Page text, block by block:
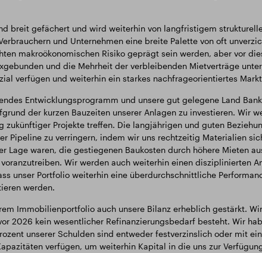
breit gefächert und wird weiterhin von langfristigem
und Unternehmen eine breite Palette von oft
makroökonomischen Risiko geprägt sein werden, aber vor
und die Mehrheit der verbleibenden Mietverträge
verfügen und weiterhin ein starkes nachfrageorientiertes
Entwicklungsprogramm und unsere gut gelegene Land
der kurzen Bauzeiten unserer Anlagen zu investieren. Wir
Projekte treffen. Die langjährigen und guten
Pipeline zu verringern, indem wir uns rechtzeitig Materialien
Lage waren, die gestiegenen Baukosten durch höhere Mieten
Wir werden auch weiterhin einen disziplinierten
unser Portfolio weiterhin eine überdurchschnittliche
werden.
Immobilienportfolio auch unsere Bilanz erheblich gestärkt.
2026 kein wesentlicher Refinanzierungsbedarf besteht. Wir
unserer Schulden sind entweder festverzinslich oder mit
verfügen, um weiterhin Kapital in die uns zur